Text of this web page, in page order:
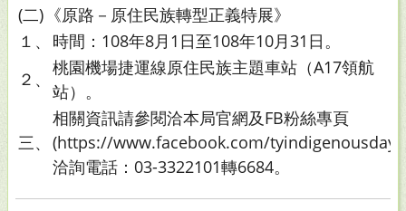
(二) 《原路－原住民族轉型正義特展》
１、
時間：108年8月1日至108年10月31日。
２、
桃園機場捷運線原住民族主題車站（A17領航
站）。
三、
相關資訊請參閱洽本局官網及FB粉絲專頁
(https://www.facebook.com/tyindigenousday/
洽詢電話：03-3322101轉6684。